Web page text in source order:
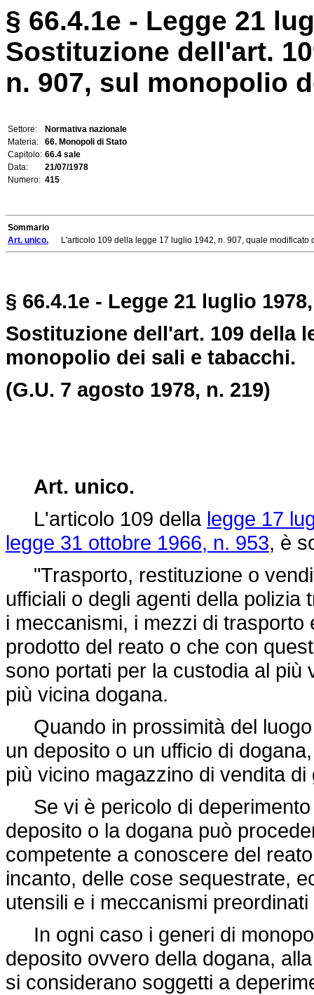
§ 66.4.1e - Legge 21
Sostituzione dell'art.
n. 907, sul monopolio
Settore:
Normativa nazionale
Materia:
66. Monopoli di Stato
Capitolo: 66.4 sale
Data:
21/07/1978
Numero: 415
Sommario
Art. unico. L'articolo 109 della legge 17 luglio 1942, n. 907, quale modificato
§ 66.4.1e - Legge 21 luglio
Sostituzione dell'art. 109 della
monopolio dei sali e tabacchi.
(G.U. 7 agosto 1978, n. 219)
Art. unico.
L'articolo 109 della legge 17
legge 31 ottobre 1966, n. 953, è
"Trasporto, restituzione o
ufficiali o degli agenti della polizia
i meccanismi, i mezzi di
prodotto del reato o che con
sono portati per la custodia al più
più vicina dogana.
Quando in prossimità del
un deposito o un ufficio di
più vicino magazzino di vendita
Se vi è pericolo di deperimento
deposito o la dogana può
competente a conoscere del
incanto, delle cose sequestrate,
utensili e i meccanismi
In ogni caso i generi di
deposito ovvero della dogana,
si considerano soggetti a